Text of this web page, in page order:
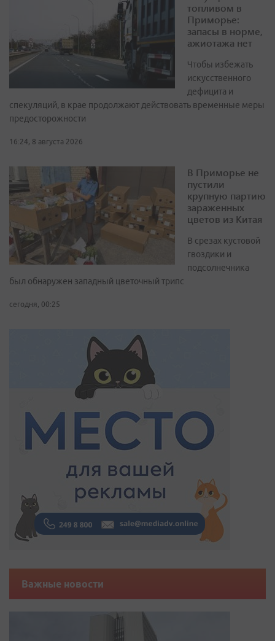
топливом в
Приморье:
запасы в норме,
ажиотажа нет
Чтобы избежать
искусственного
дефицита и
спекуляций, в крае продолжают действовать временные меры
предосторожности
16:24, 8 августа 2026
В Приморье не
пустили
крупную партию
зараженных
цветов из Китая
В срезах кустовой
гвоздики и
подсолнечника
был обнаружен западный цветочный трипс
сегодня, 00:25
Важные новости